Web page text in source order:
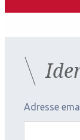
Adresse